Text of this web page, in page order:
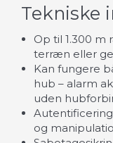
Tekniske
Op til 1.300 m
terræn eller
Kan fungere
hub – alarm
uden
og